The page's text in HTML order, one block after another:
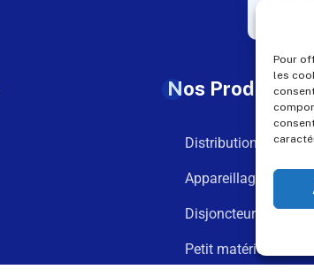
Pour
les
Nos Produits
Distribution
Appareillage
Disjoncteurs
Petit matériel